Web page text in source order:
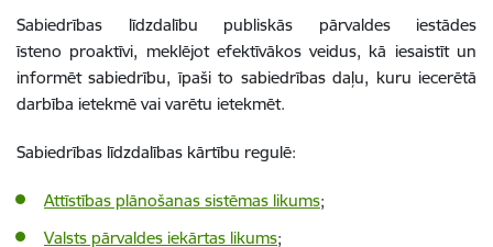
Sabiedrības līdzdalību publiskās pārvaldes iestādes
īsteno proaktīvi, meklējot efektīvākos veidus, kā iesaistīt un
informēt sabiedrību, īpaši to sabiedrības daļu, kuru iecerētā
darbība ietekmē vai varētu ietekmēt.
Sabiedrības līdzdalības kārtību regulē:
Attīstības plānošanas sistēmas likums;
Valsts pārvaldes iekārtas likums;